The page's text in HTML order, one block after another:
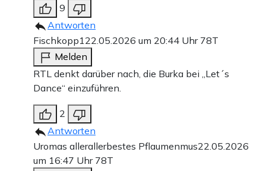
9
Antworten
Fischkopp122.05.2026 um 20:44 Uhr 78T
Melden
RTL denkt darüber nach, die Burka bei „Let´s
Dance“ einzuführen.
2
Antworten
Uromas allerallerbestes Pflaumenmus22.05.2026
um 16:47 Uhr 78T